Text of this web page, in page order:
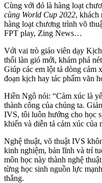
Cùng với đó là hàng loạt
cùng World Cup 2022, khách
hàng loạt chương trình võ
FPT play, Zing News…
Với vai trò giáo viên dạy
thổi làn gió mới, khám phá
Giúp các em lột tả dòng cảm
đoạn kịch hay tác phẩm văn
Hiền Ngô nói: “Cảm xúc là
thành công của chúng ta.
IVS, tôi luôn hướng cho học
khiển và diễn tả cảm xúc của
Nghệ thuật, võ thuật IVS
kinh nghiệm, bản lĩnh và trí
môn học này thành nghệ
từng học sinh nguồn lực
thắng.